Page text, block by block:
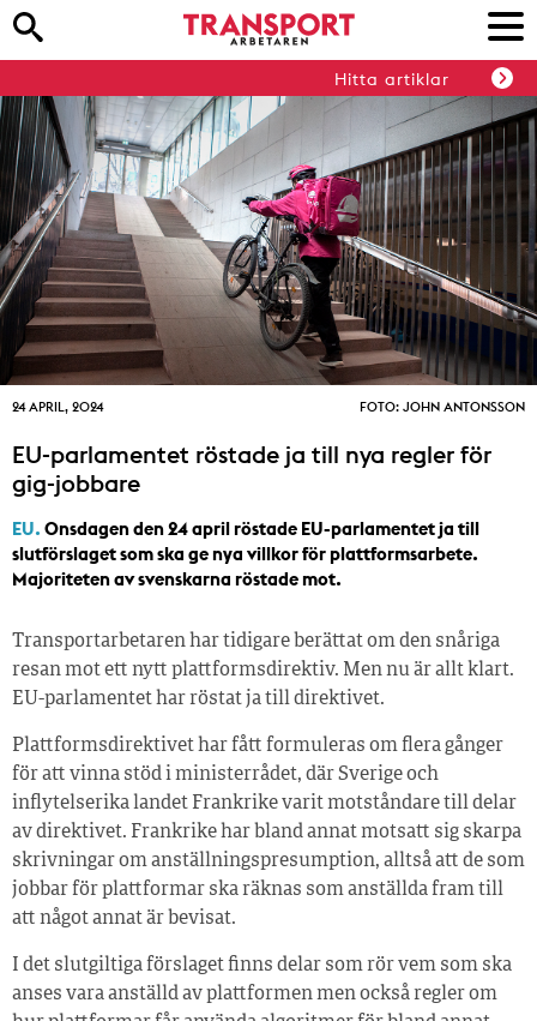
Hitta artiklar
24 APRIL, 2024 FOTO: JOHN ANTONSSON
EU-parlamentet röstade ja till nya regler för
gig-jobbare
EU. Onsdagen den 24 april röstade EU-parlamentet ja till
slutförslaget som ska ge nya villkor för plattformsarbete.
Majoriteten av svenskarna röstade mot.
Transportarbetaren har tidigare berättat om den snåriga
resan mot ett nytt plattformsdirektiv. Men nu är allt klart.
EU-parlamentet har röstat ja till direktivet.
Plattformsdirektivet har fått formuleras om flera gånger
för att vinna stöd i ministerrådet, där Sverige och
inflytelserika landet Frankrike varit motståndare till delar
av direktivet. Frankrike har bland annat motsatt sig skarpa
skrivningar om anställningspresumption, alltså att de som
jobbar för plattformar ska räknas som anställda fram till
att något annat är bevisat.
I det slutgiltiga förslaget finns delar som rör vem som ska
anses vara anställd av plattformen men också regler om